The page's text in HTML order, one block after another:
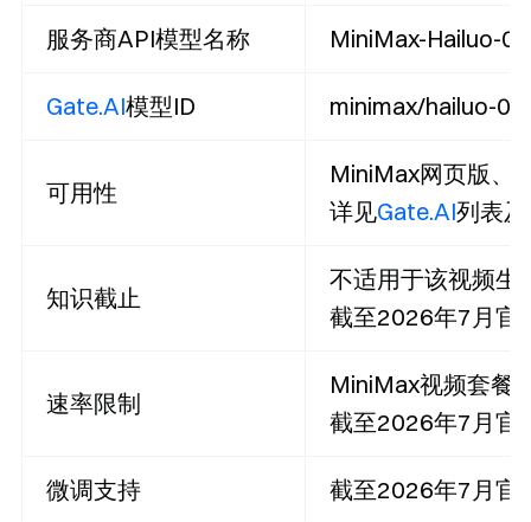
服务商API模型名称 MiniMax-Hailuo-
Gate.AI模型ID minimax/hailuo-
可用性
MiniMax网页版、
详见Gate.AI列表
知识截止
不适用于该视频生
截至2026年7月官
速率限制
MiniMax视频套餐
截至2026年7月官
微调支持 截至2026年7月官